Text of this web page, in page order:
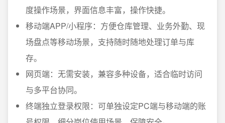
度操作场景，界面信息丰富，操作快捷。
移动端APP/小程序：方便仓库管理、业务外勤、现
场盘点等移动场景，支持随时随地处理订单与库
存。
网页端：无需安装，兼容多种设备，适合临时访问
与多平台协同。
终端独立登录权限：可单独设定PC端与移动端的账